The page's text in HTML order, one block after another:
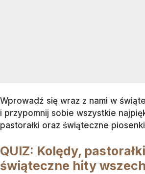
Wprowadź się wraz z nami w
i przypomnij sobie wszystkie
pastorałki oraz świąteczne
QUIZ: Kolędy,
świąteczne hity